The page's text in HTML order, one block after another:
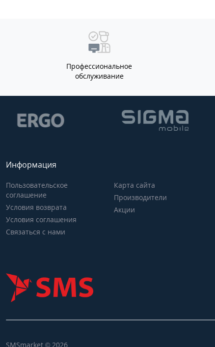
Профессиональное
обслуживание
Информация
Пользовательское
соглашение
Условия возврата
Условия соглашения
Связаться с нами
Карта сайта
Производители
Акции
SMSmarket © 2026